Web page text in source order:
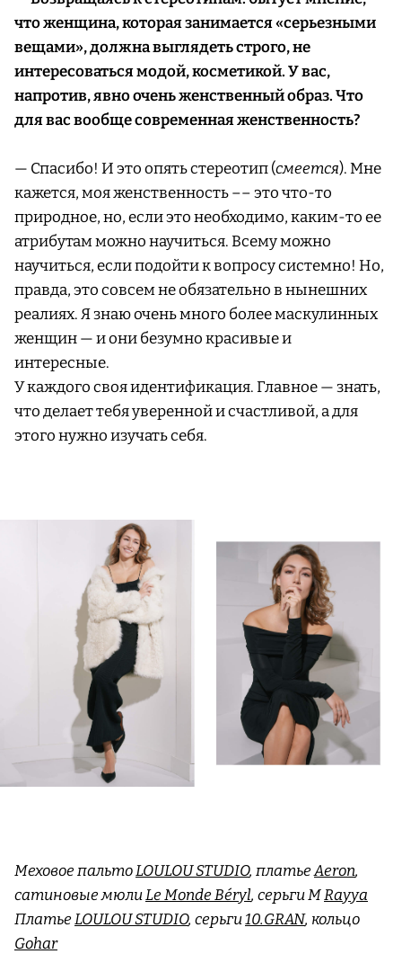
что женщина, которая занимается «серьезными
вещами», должна выглядеть строго, не
интересоваться модой, косметикой. У вас,
напротив, явно очень женственный образ. Что
для вас вообще современная женственность?
— Спасибо! И это опять стереотип (смеется). Мне
кажется, моя женственность –– это что-то
природное, но, если это необходимо, каким-то ее
атрибутам можно научиться. Всему можно
научиться, если подойти к вопросу системно! Но,
правда, это совсем не обязательно в нынешних
реалиях. Я знаю очень много более маскулинных
женщин — и они безумно красивые и
интересные.
У каждого своя идентификация. Главное — знать,
что делает тебя уверенной и счастливой, а для
этого нужно изучать себя.
Меховое пальтоLOULOU STUDIO, платьеAeron,
сатиновые мюлиLe Monde Béryl, серьги MRayya
ПлатьеLOULOU STUDIO, серьги10.GRAN, кольцо
Gohar